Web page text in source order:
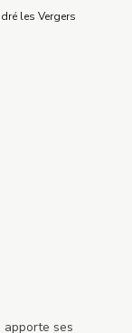
les Vergers
apporte ses